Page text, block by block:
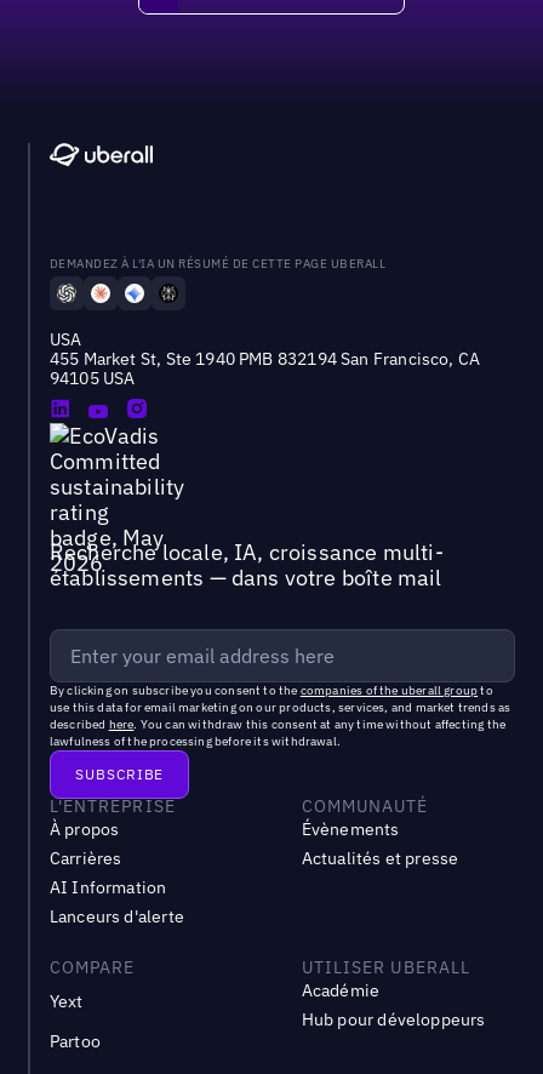
DEMANDEZ À L'IA UN RÉSUMÉ DE CETTE PAGE UBERALL
USA
455 Market St, Ste 1940 PMB 832194 San Francisco, CA
94105 USA
Recherche locale, IA, croissance multi-
établissements — dans votre boîte mail
By clicking on subscribe you consent to the companies of the uberall groupto
use this data for email marketing on our products, services, and market trends as
described here. You can withdraw this consent at any time without affecting the
lawfulness of the processing before its withdrawal.
L'ENTREPRISE
À propos
Carrières
AI Information
Lanceurs d'alerte
COMMUNAUTÉ
Évènements
Actualités et presse
COMPARE
Yext
Partoo
UTILISER UBERALL
Académie
Hub pour développeurs